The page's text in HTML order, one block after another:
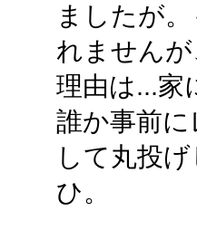
ましたが
れません
理由は...家
誰か事前
して丸投
ひ。